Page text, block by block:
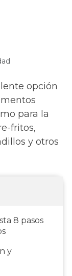
opción
para la
fritos,
y otros
8 pasos
y